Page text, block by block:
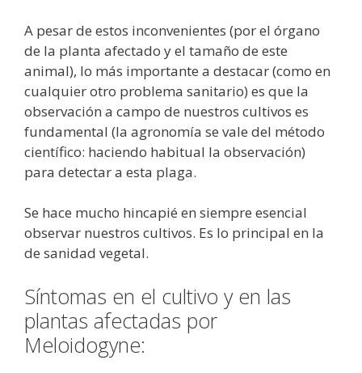
A pesar de estos inconvenientes (por el órgano
de la planta afectado y el tamaño de este
animal), lo más importante a destacar (como en
cualquier otro problema sanitario) es que la
observación a campo de nuestros cultivos es
fundamental (la agronomía se vale del método
científico: haciendo habitual la observación)
para detectar a esta plaga.
Se hace mucho hincapié en siempre esencial
observar nuestros cultivos. Es lo principal en la
de sanidad vegetal.
Síntomas en el cultivo y en las
plantas afectadas por
Meloidogyne: